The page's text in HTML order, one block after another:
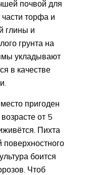
почвой для
части торфа и
глины и
грунта на
укладывают
в качестве
пригоден
от 5
Пихта
поверхностного
боится
Чтоб